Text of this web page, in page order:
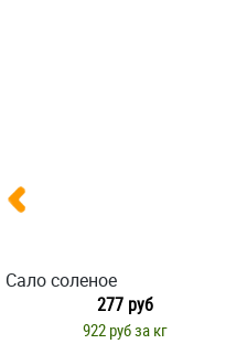
Сало соленое
277 руб
922 руб за кг